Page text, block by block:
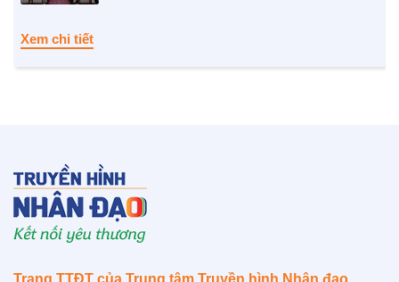
Xem chi tiết
Trang TTĐT của Trung tâm Truyền hình Nhân đạo